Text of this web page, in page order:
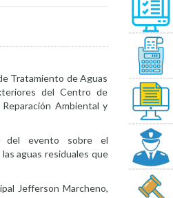
Tratamiento de Aguas
del Centro de
Ambiental y
del evento sobre el
aguas residuales que
Jefferson Marcheno,